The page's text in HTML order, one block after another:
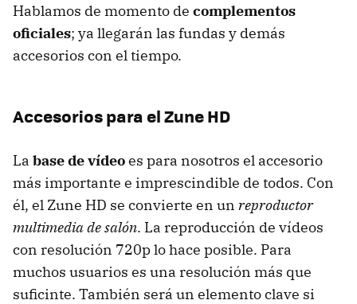
Hablamos de momento de complementos
oficiales; ya llegarán las fundas y demás
accesorios con el tiempo.
Accesorios para el Zune HD
La base de vídeoes para nosotros el accesorio
más importante e imprescindible de todos. Con
él, el Zune HD se convierte en un reproductor
multimedia de salón. La reproducción de vídeos
con resolución 720p lo hace posible. Para
muchos usuarios es una resolución más que
suficinte. También será un elemento clave si